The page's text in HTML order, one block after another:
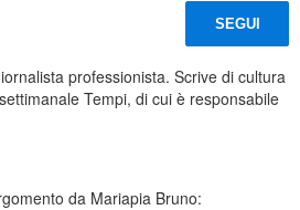
SEGUI
professionista. Scrive di cultura
Tempi, di cui è responsabile
da Mariapia Bruno: